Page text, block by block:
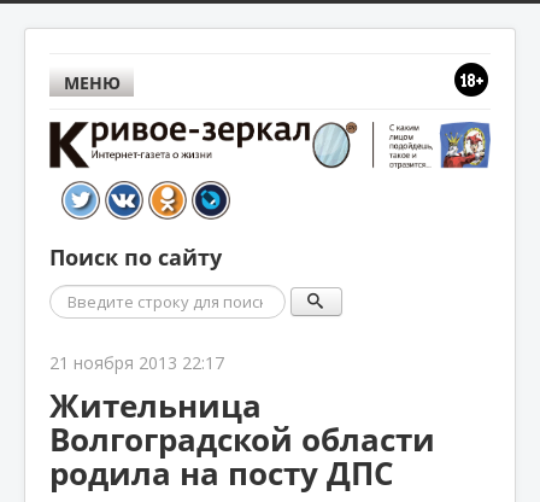
МЕНЮ
Поиск по сайту
Поиск
21 ноября 2013 22:17
Жительница
Волгоградской области
родила на посту ДПС